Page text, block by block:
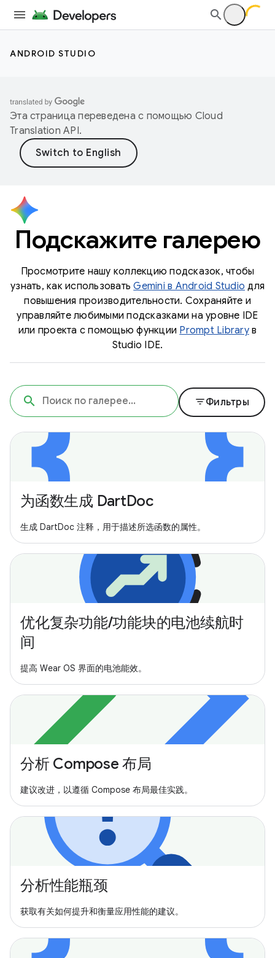
ANDROID STUDIO
Эта страница переведена с помощью Cloud
Translation API.
Подскажите галерею
Просмотрите нашу коллекцию подсказок, чтобы
узнать, как использоватьGemini в Android Studio для
повышения производительности. Сохраняйте и
управляйте любимыми подсказками на уровне IDE
или проекта с помощью функции Prompt Libraryв
Studio IDE.
filter_listФильтры
为函数生成 DartDoc
生成 DartDoc 注释，用于描述所选函数的属性。
优化复杂功能/功能块的电池续航时
间
提高 Wear OS 界面的电池能效。
分析 Compose 布局
建议改进，以遵循 Compose 布局最佳实践。
分析性能瓶颈
获取有关如何提升和衡量应用性能的建议。